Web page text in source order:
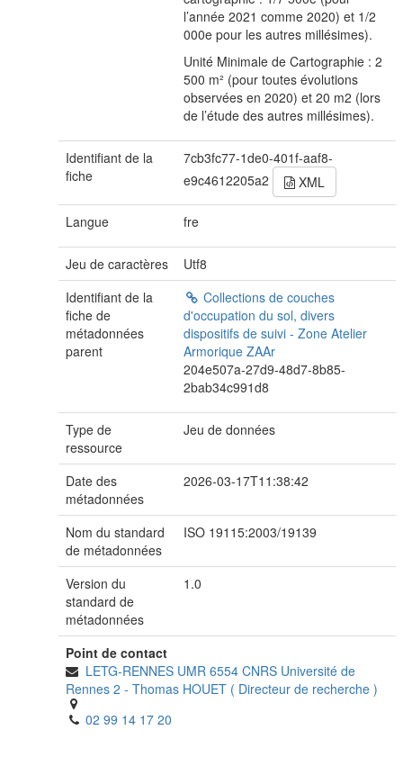
l’année 2021 comme 2020) et 1/2
000e pour les autres millésimes).
Unité Minimale de Cartographie : 2
500 m² (pour toutes évolutions
observées en 2020) et 20 m2 (lors
de l’étude des autres millésimes).
Identifiant de la
fiche
7cb3fc77-1de0-401f-aaf8-
e9c4612205a2
XML
Langue fre
Jeu de caractères
Utf8
Identifiant de la
fiche de
métadonnées
parent
Collections de couches
d'occupation du sol, divers
dispositifs de suivi - Zone Atelier
Armorique ZAAr
204e507a-27d9-48d7-8b85-
2bab34c991d8
Type de
ressource
Jeu de données
Date des
métadonnées
2026-03-17T11:38:42
Nom du standard
de métadonnées
ISO 19115:2003/19139
Version du
standard de
métadonnées
1.0
Point de contact
LETG-RENNES UMR 6554 CNRS Université de
Rennes 2 - Thomas HOUET ( Directeur de recherche )
02 99 14 17 20